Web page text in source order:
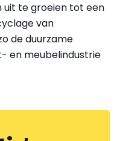
uit te groeien tot een
van
de duurzame
en meubelindustrie